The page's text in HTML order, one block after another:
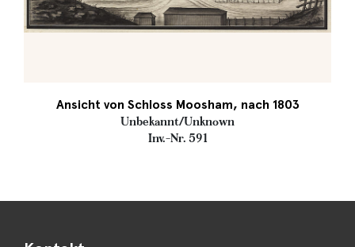
Ansicht von Schloss Moosham, nach 1803
Unbekannt/Unknown
Inv.-Nr. 591